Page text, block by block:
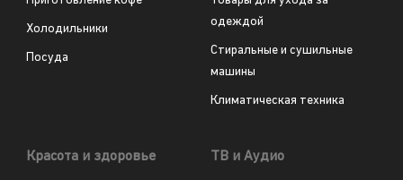
Холодильники
Посуда
одеждой
Стиральные и сушильные
машины
Климатическая техника
Красота и здоровье ТВ и Аудио